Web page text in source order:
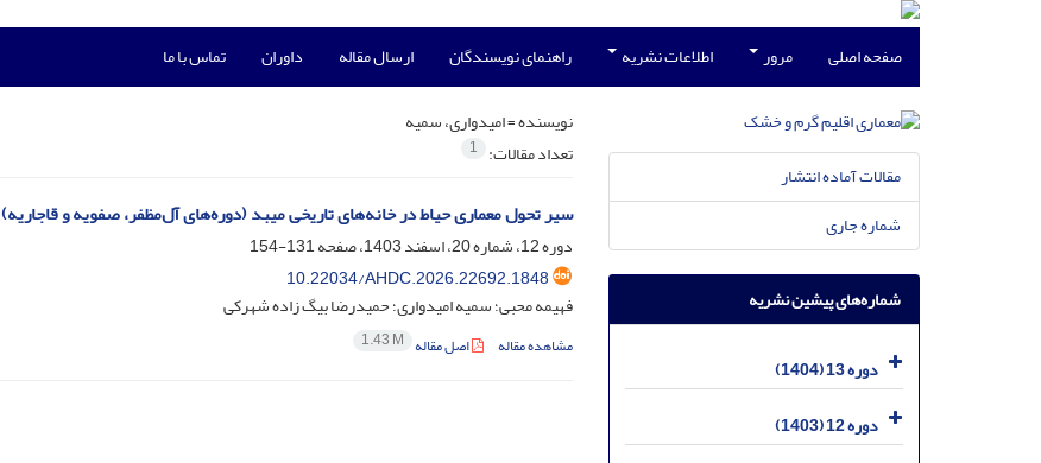
صفحه اصلی مرور اطلاعات نشریه راهنمای نویسندگان ارسال مقاله داوران تماس با ما
نویسنده =امیدواری، سمیه
تعداد مقالات: 1
سیر تحول معماری حیاط در خانه‌های تاریخی میبد (دوره‌های آل‌مظفر، صفویه و قاجاریه)
دوره 12، شماره 20، اسفند 1403، صفحه
131-154
10.22034/AHDC.2026.22692.1848
فهیمه محبی؛ سمیه امیدواری؛ حمیدرضا بیگ زاده شهرکی
مشاهده مقاله اصل مقاله 1.43 M
مقالات آماده انتشار
شماره جاری
شماره‌های پیشین نشریه
دوره 13 (1404)
دوره 12 (1403)